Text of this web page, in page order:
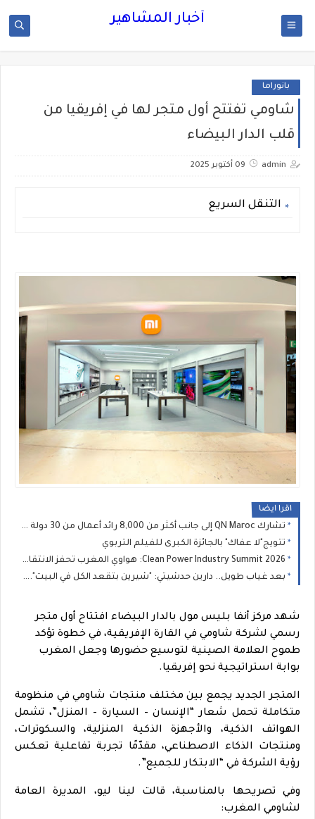
أخبار المشاهير
بانوراما
شاومي تفتتح أول متجر لها في إفريقيا من
قلب الدار البيضاء
admin 09 أكتوبر 2025
التنقل السريع
اقرا ايضا
تشارك QN Maroc إلى جانب أكثر من 8,000 رائد أعمال من 30 دولة في مؤتمر V-Convention 2026 العالمي بماليزيا
تتويج"لا عفاك" بالجائزة الكبرى للفيلم التربوي
Clean Power Industry Summit 2026: هواوي المغرب تحفز الانتقال الطاقي الصناعي في المغرب
بعد غياب طويل.. دارين حدشيتي: "شيرين بتقعد الكل في البيت".. وفضل شاكر يستحق البراءة
شهد مركز أنفا بليس مول بالدار البيضاء افتتاح أول متجر
رسمي لشركة شاومي في القارة الإفريقية، في خطوة تؤكد
طموح العلامة الصينية لتوسيع حضورها وجعل المغرب
بوابة استراتيجية نحو إفريقيا.
المتجر الجديد يجمع بين مختلف منتجات شاومي في منظومة
متكاملة تحمل شعار “الإنسان – السيارة – المنزل”، تشمل
الهواتف الذكية، والأجهزة الذكية المنزلية، والسكوترات،
ومنتجات الذكاء الاصطناعي، مقدّمًا تجربة تفاعلية تعكس
رؤية الشركة في “الابتكار للجميع”.
وفي تصريحها بالمناسبة، قالت لينا ليو، المديرة العامة
لشاومي المغرب: